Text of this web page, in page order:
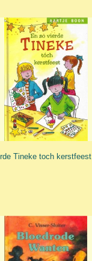
Tineke toch kerstfeest